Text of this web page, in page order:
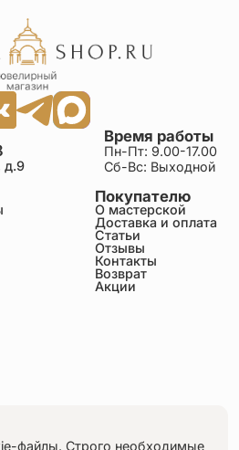
Покупателю
О мастерской
Доставка и оплата
Статьи
Отзывы
Контакты
Возврат
Акции
Время работы
Пн-Пт: 9.00-17.00
Сб-Вс: Выходной
д.9
файлы. Строго необходимые